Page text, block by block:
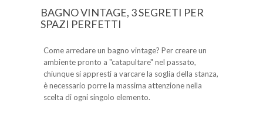
BAGNO VINTAGE, 3 SEGRETI PER
SPAZI PERFETTI
Come arredare un bagno vintage? Per creare un
ambiente pronto a "catapultare" nel passato,
chiunque si appresti a varcare la soglia della stanza,
è necessario porre la massima attenzione nella
scelta di ogni singolo elemento.